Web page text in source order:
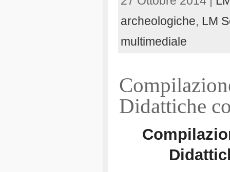
archeologiche, LM
multimediale
Didattiche